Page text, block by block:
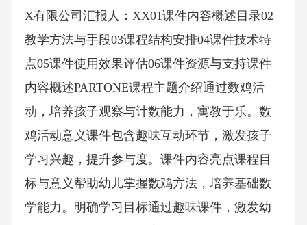
X有限公司汇报人：XX01课件内容概述目录02
教学方法与手段03课程结构安排04课件技术特
点05课件使用效果评估06课件资源与支持课件
内容概述PARTONE课程主题介绍通过数鸡活
动，培养孩子观察与计数能力，寓教于乐。数
鸡活动意义课件包含趣味互动环节，激发孩子
学习兴趣，提升参与度。课件内容亮点课程目
标与意义帮助幼儿掌握数鸡方法，培养基础数
学能力。明确学习目标通过趣味课件，激发幼